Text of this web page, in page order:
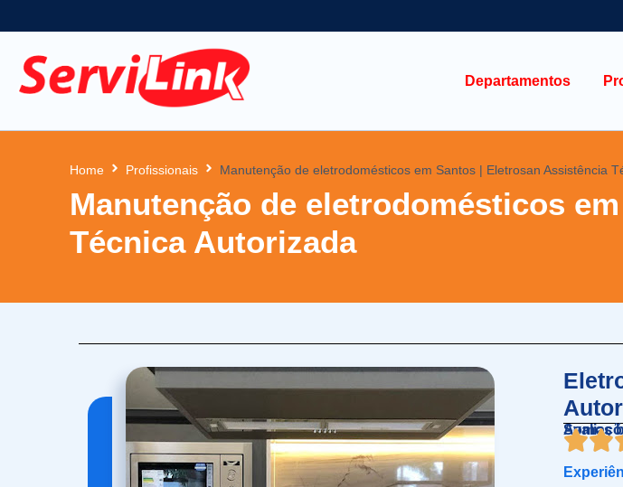
Departamentos
Home Profissionais Manutenção de eletrodomésticos em Santos | Eletrosan Assistência
Manutenção de eletrodomésticos
Técnica Autorizada
Somos